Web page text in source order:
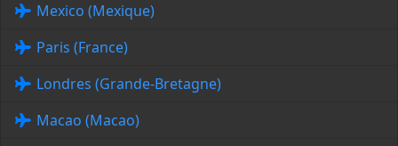
Mexico (Mexique)
Paris (France)
Londres (Grande-Bretagne)
Macao (Macao)